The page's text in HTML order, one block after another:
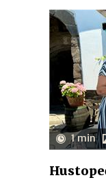
1 min